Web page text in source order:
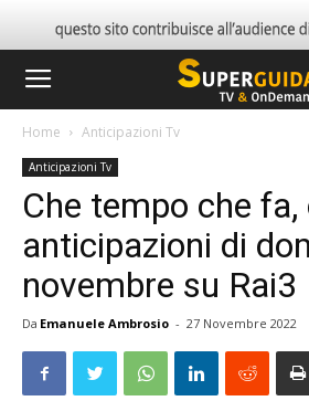
Home Anticipazioni Tv
Anticipazioni Tv
Che tempo che
anticipazioni di
novembre su Rai3
Da Emanuele Ambrosio - 27 Novembre 2022